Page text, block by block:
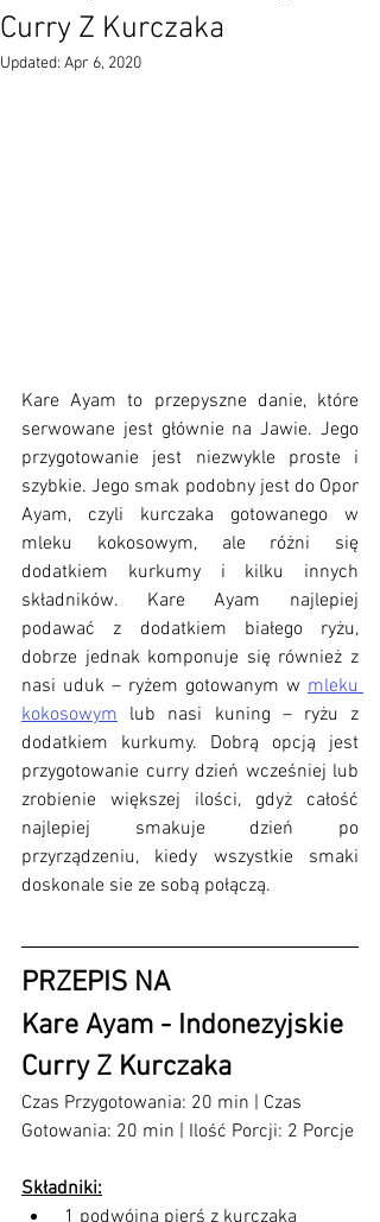
Curry Z Kurczaka
Updated: Apr 6, 2020
Kare Ayam to przepyszne danie, które
serwowane jest głównie na Jawie. Jego
przygotowanie jest niezwykle proste i
szybkie. Jego smak podobny jest do Opor
Ayam, czyli kurczaka gotowanego w
mleku kokosowym, ale różni się
dodatkiem kurkumy i kilku innych
składników. Kare Ayam najlepiej
podawać z dodatkiem białego ryżu,
dobrze jednak komponuje się również z
nasi uduk – ryżem gotowanym w mleku
kokosowym lub nasi kuning – ryżu z
dodatkiem kurkumy. Dobrą opcją jest
przygotowanie curry dzień wcześniej lub
zrobienie większej ilości, gdyż całość
najlepiej smakuje dzień po
przyrządzeniu, kiedy wszystkie smaki
doskonale sie ze sobą połączą.
PRZEPIS NA
Kare Ayam - Indonezyjskie
Curry Z Kurczaka
Czas Przygotowania: 20 min | Czas
Gotowania: 20 min | Ilość Porcji: 2 Porcje
Składniki: